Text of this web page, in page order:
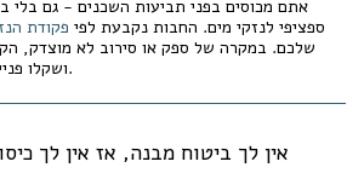
אתם מכוסים בפני תביעות השכנים - גם בלי
ספציפי לנזקי מים. החבות נקבעת לפי פקודת
שלכם. במקרה של ספק או סירוב לא מוצדק,
ושקלו פנייה לייעוץ משפטי מקצועי.